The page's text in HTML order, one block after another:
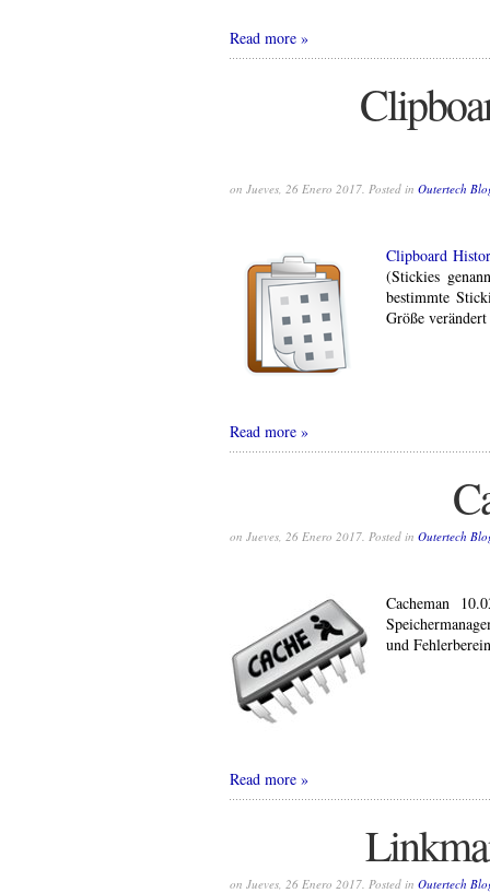
Read more
on Jueves, 26 Enero 2017. Posted in Outertech
Clipboard
(Stickies
bestimmte
Größe
Read more
on Jueves, 26 Enero 2017. Posted in Outertech
Cacheman
und
Read more
on Jueves, 26 Enero 2017. Posted in Outertech